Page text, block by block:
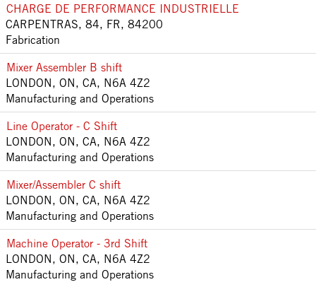
CHARGE DE PERFORMANCE INDUSTRIELLE
CARPENTRAS, 84, FR, 84200
Fabrication
Mixer Assembler B shift
LONDON, ON, CA, N6A 4Z2
Manufacturing and Operations
Line Operator - C Shift
LONDON, ON, CA, N6A 4Z2
Manufacturing and Operations
Mixer/Assembler C shift
LONDON, ON, CA, N6A 4Z2
Manufacturing and Operations
Machine Operator - 3rd Shift
LONDON, ON, CA, N6A 4Z2
Manufacturing and Operations